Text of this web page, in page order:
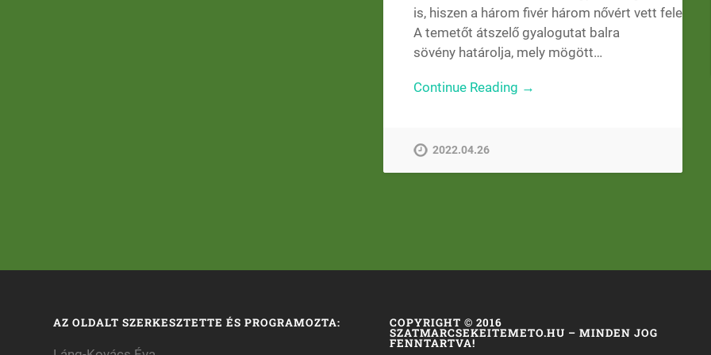
is, hiszen a három fivér három nővért vett feleségül.
A temetőt átszelő gyalogutat balra
sövény határolja, mely mögött…
Continue Reading →
2022.04.26
AZ OLDALT SZERKESZTETTE ÉS PROGRAMOZTA: COPYRIGHT © 2016
SZATMARCSEKEITEMETO.HU – MINDEN JOG
FENNTARTVA!